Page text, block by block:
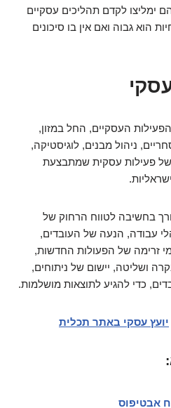
ימליצו לקדם תהליכים עסקיים
הוא גבוה ואם אין בו סיכונים
העסקיים, החל במזון,
ניהול מבנים, לוגיסטיקה,
פעילות עסקית שמתבצעת
בחשיבה לטווח הרחוק של
עבודה, הנעה של העובדים,
זרימה של הפעולות החדשות,
ושליטה, יישום של ניתוחים,
כדי להגיע לתוצאות מושלמות.
יועץ עסקי באתר תכלית
אבטיפוס